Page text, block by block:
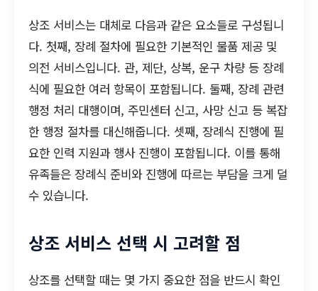
상조 서비스는 대체로 다음과 같은 요소들로 구성됩니
다. 첫째, 장례 절차에 필요한 기본적인 물품 제공 및
의전 서비스입니다. 관, 제단, 상복, 운구 차량 등 장례
식에 필요한 여러 항목이 포함됩니다. 둘째, 장례 관련
행정 처리 대행이며, 주민센터 신고, 사망 신고 등 복잡
한 행정 절차를 대신해줍니다. 셋째, 장례식 진행에 필
요한 인력 지원과 행사 진행이 포함됩니다. 이를 통해
유족들은 장례식 준비와 진행에 따르는 부담을 크게 덜
수 있습니다.
상조 서비스 선택 시 고려할 점
상조를 선택할 때는 몇 가지 중요한 점을 반드시 확인